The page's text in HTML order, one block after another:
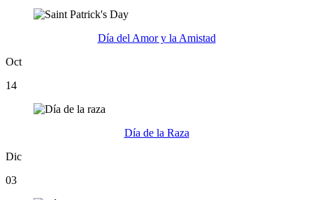
Día del Amor y la Amistad
Oct
14
Día de la Raza
Dic
03